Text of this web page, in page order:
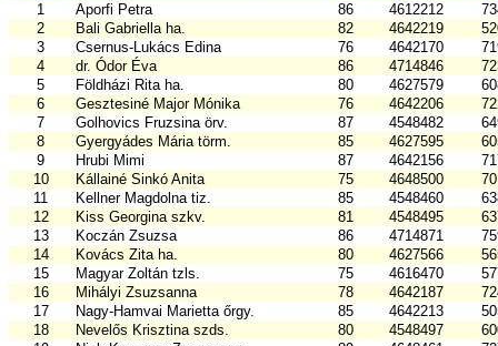
1
Aporfi Petra 86 4612212
2
Bali Gabriella ha. 82 4642219
3
Csernus-Lukács Edina 76 4642170
4
dr. Ódor Éva 86 4714846
5
Földházi Rita ha. 80 4627579
6
Gesztesiné Major Mónika 76 4642206
7
Golhovics Fruzsina örv. 87 4548482
8
Gyergyádes Mária törm. 85 4627595
9
Hrubi Mimi 87 4642156
10
Kállainé Sinkó Anita 75 4648500
11
Kellner Magdolna tiz. 85 4548460
12
Kiss Georgina szkv. 81 4548495
13
Koczán Zsuzsa 86 4714871
14
Kovács Zita ha. 80 4627566
15
Magyar Zoltán tzls. 75 4616470
16
Mihályi Zsuzsanna 78 4642187
17
Nagy-Hamvai Marietta őrgy. 85 4642213
18
Nevelős Krisztina szds. 80 4548497